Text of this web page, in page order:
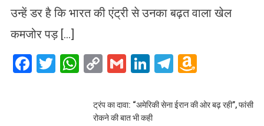
उन्हें डर है कि भारत की एंट्री से उनका बढ़त वाला खेल
कमजोर पड़ […]
Facebook
TwitterWhatsApp
CopyGmailLinkedIn
Telegram
List
ट्रंप का दावा: “अमेरिकी सेना ईरान की ओर बढ़ रही”, फांसी
रोकने की बात भी कही